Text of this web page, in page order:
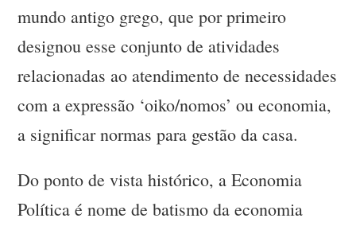
mundo antigo grego, que por primeiro
designou esse conjunto de atividades
relacionadas ao atendimento de necessidades
com a expressão ‘oiko/nomos’ ou economia,
a significar normas para gestão da casa.
Do ponto de vista histórico, a Economia
Política é nome de batismo da economia